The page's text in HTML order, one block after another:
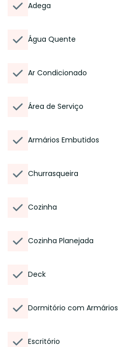
Adega
Água Quente
Ar Condicionado
Área de Serviço
Armários Embutidos
Churrasqueira
Cozinha
Cozinha Planejada
Deck
Dormitório com Armários
Escritório